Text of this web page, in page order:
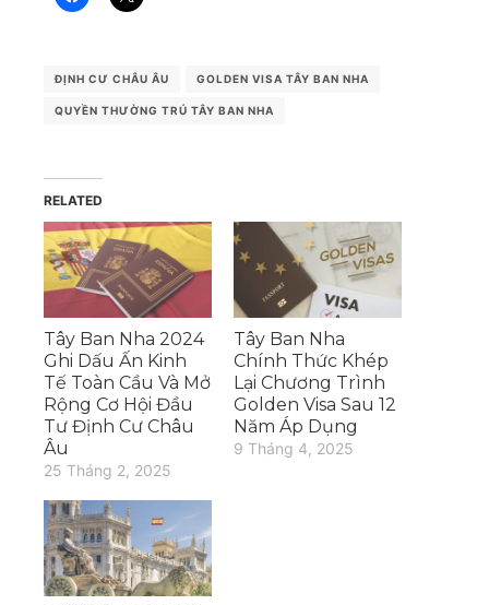
ĐỊNH CƯ CHÂU ÂU GOLDEN VISA TÂY BAN NHA
QUYỀN THƯỜNG TRÚ TÂY BAN NHA
RELATED
Tây Ban Nha 2024
Ghi Dấu Ấn Kinh
Tế Toàn Cầu Và Mở
Rộng Cơ Hội Đầu
Tư Định Cư Châu
Âu
25 Tháng 2, 2025
Tây Ban Nha
Chính Thức Khép
Lại Chương Trình
Golden Visa Sau 12
Năm Áp Dụng
9 Tháng 4, 2025